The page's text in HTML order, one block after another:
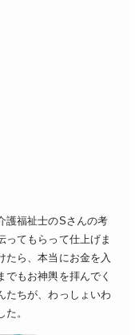
護福祉士のSさんの考
ってもらって仕上げま
たら、本当にお金を入
もお神輿を拝んでく
たちが、わっしょいわ
。